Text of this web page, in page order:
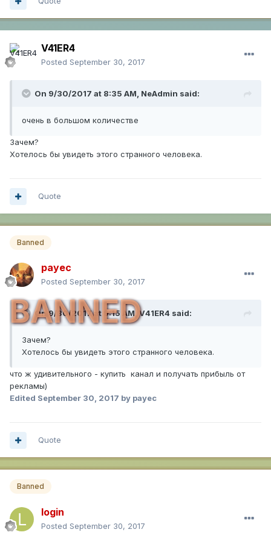
V41ER4
Posted September 30, 2017
On 9/30/2017 at 8:35 AM, NeAdmin said:
очень в большом количестве
Зачем?
Хотелось бы увидеть этого странного человека.
Quote
Banned
payec
Posted September 30, 2017
BANNED
On 9/30/2017 at 9:15 AM, V41ER4 said:
Зачем?
Хотелось бы увидеть этого странного человека.
что ж удивительного - купить канал и получать прибыль от
рекламы)
Edited September 30, 2017 by payec
Quote
Banned
login
Posted September 30, 2017